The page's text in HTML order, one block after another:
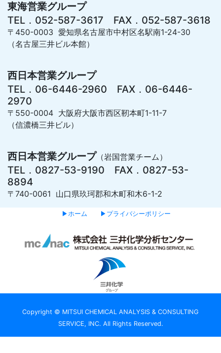
東海営業グループ
TEL．052-587-3617 FAX．052-587-3618
〒450-0003 愛知県名古屋市中村区名駅南1-24-30
（名古屋三井ビル本館）
西日本営業グループ
TEL．06-6446-2960 FAX．06-6446-
2970
〒550-0004 大阪府大阪市西区靭本町1-11-7
（信濃橋三井ビル）
西日本営業グループ （岩国営業チーム）
TEL．0827-53-9190 FAX．0827-53-
8894
〒740-0061 山口県玖珂郡和木町和木6-1-2
▶ホーム ▶プライバシーポリシー
Copyright © MITSUI CHEMICAL ANALYSIS & CONSULTING
SERVICE, INC. All Rights Reserved.